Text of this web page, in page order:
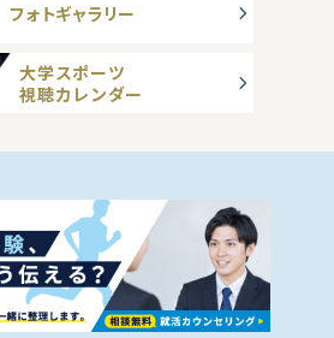
フォトギャラリー
大学スポーツ
視聴カレンダー